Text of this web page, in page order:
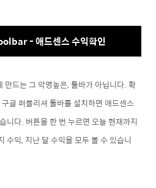
- 애드센스 수익확인
만드는 그 악명높은, 툴바가 아닙니다. 확
글 퍼블리셔 툴바를 설치하면 애드센스
니다. 버튼을 한 번 누르면 오늘 현재까지
수익, 지난 달 수익을 모두 볼 수 있습니